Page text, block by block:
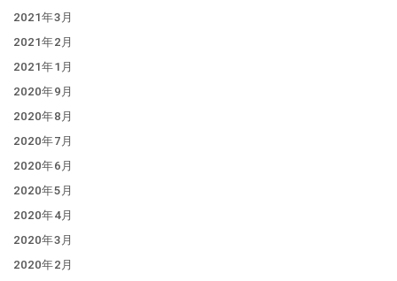
2021年3月
2021年2月
2021年1月
2020年9月
2020年8月
2020年7月
2020年6月
2020年5月
2020年4月
2020年3月
2020年2月